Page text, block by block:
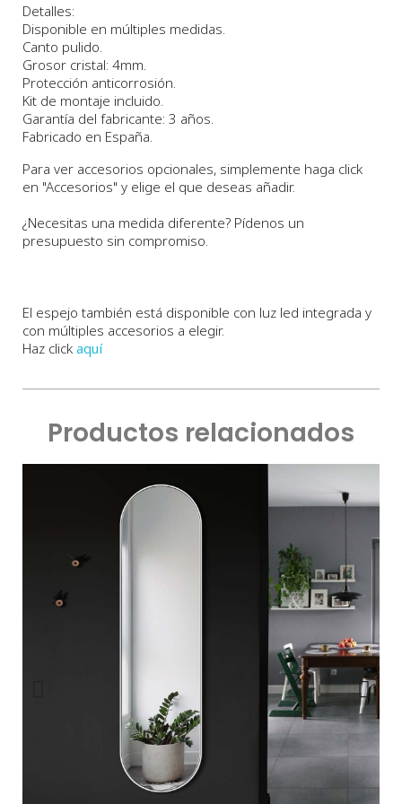
Detalles:
Disponible en múltiples medidas.
Canto pulido.
Grosor cristal: 4mm.
Protección anticorrosión.
Kit de montaje incluido.
Garantía del fabricante: 3 años.
Fabricado en España.
Para ver accesorios opcionales, simplemente haga click
en "Accesorios" y elige el que deseas añadir.
¿Necesitas una medida diferente? Pídenos un
presupuesto sin compromiso.
El espejo también está disponible con luz led integrada y
con múltiples accesorios a elegir.
Haz click aquí
Productos relacionados